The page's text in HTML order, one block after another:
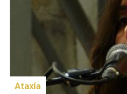
Ataxía